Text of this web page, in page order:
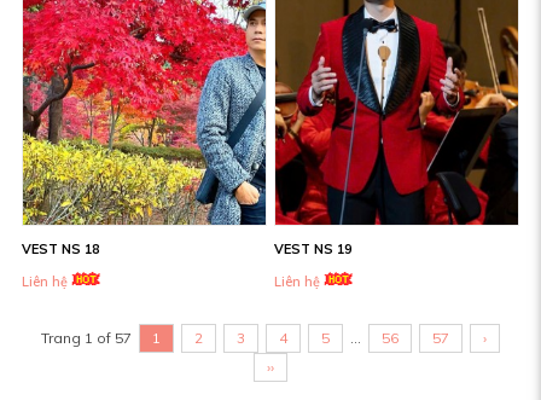
VEST NS 18
Liên hệ
VEST NS 19
Liên hệ
Trang 1 of 57 1 2 3 4 5 56 57
›
››